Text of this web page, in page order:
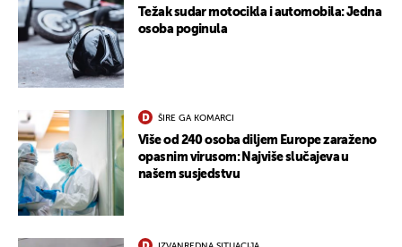
Težak sudar motocikla i automobila: Jedna
osoba poginula
ŠIRE GA KOMARCI
Više od 240 osoba diljem Europe zaraženo
opasnim virusom: Najviše slučajeva u
našem susjedstvu